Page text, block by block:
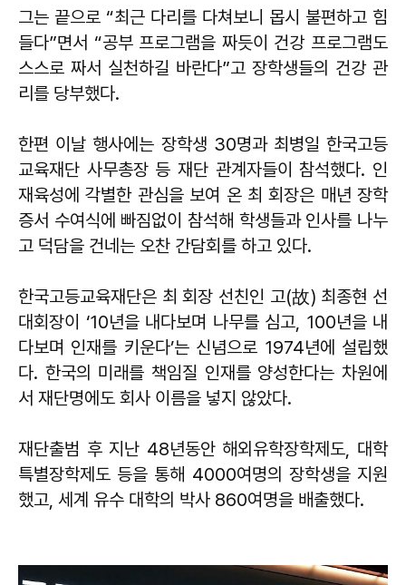
그는 끝으로 “최근 다리를 다쳐보니 몹시 불편하고 힘
들다”면서 “공부 프로그램을 짜듯이 건강 프로그램도
스스로 짜서 실천하길 바란다”고 장학생들의 건강 관
리를 당부했다.
한편 이날 행사에는 장학생 30명과 최병일 한국고등
교육재단 사무총장 등 재단 관계자들이 참석했다. 인
재육성에 각별한 관심을 보여 온 최 회장은 매년 장학
증서 수여식에 빠짐없이 참석해 학생들과 인사를 나누
고 덕담을 건네는 오찬 간담회를 하고 있다.
한국고등교육재단은 최 회장 선친인 고(故) 최종현 선
대회장이 ‘10년을 내다보며 나무를 심고, 100년을 내
다보며 인재를 키운다’는 신념으로 1974년에 설립했
다. 한국의 미래를 책임질 인재를 양성한다는 차원에
서 재단명에도 회사 이름을 넣지 않았다.
재단출범 후 지난 48년동안 해외유학장학제도, 대학
특별장학제도 등을 통해 4000여명의 장학생을 지원
했고, 세계 유수 대학의 박사 860여명을 배출했다.